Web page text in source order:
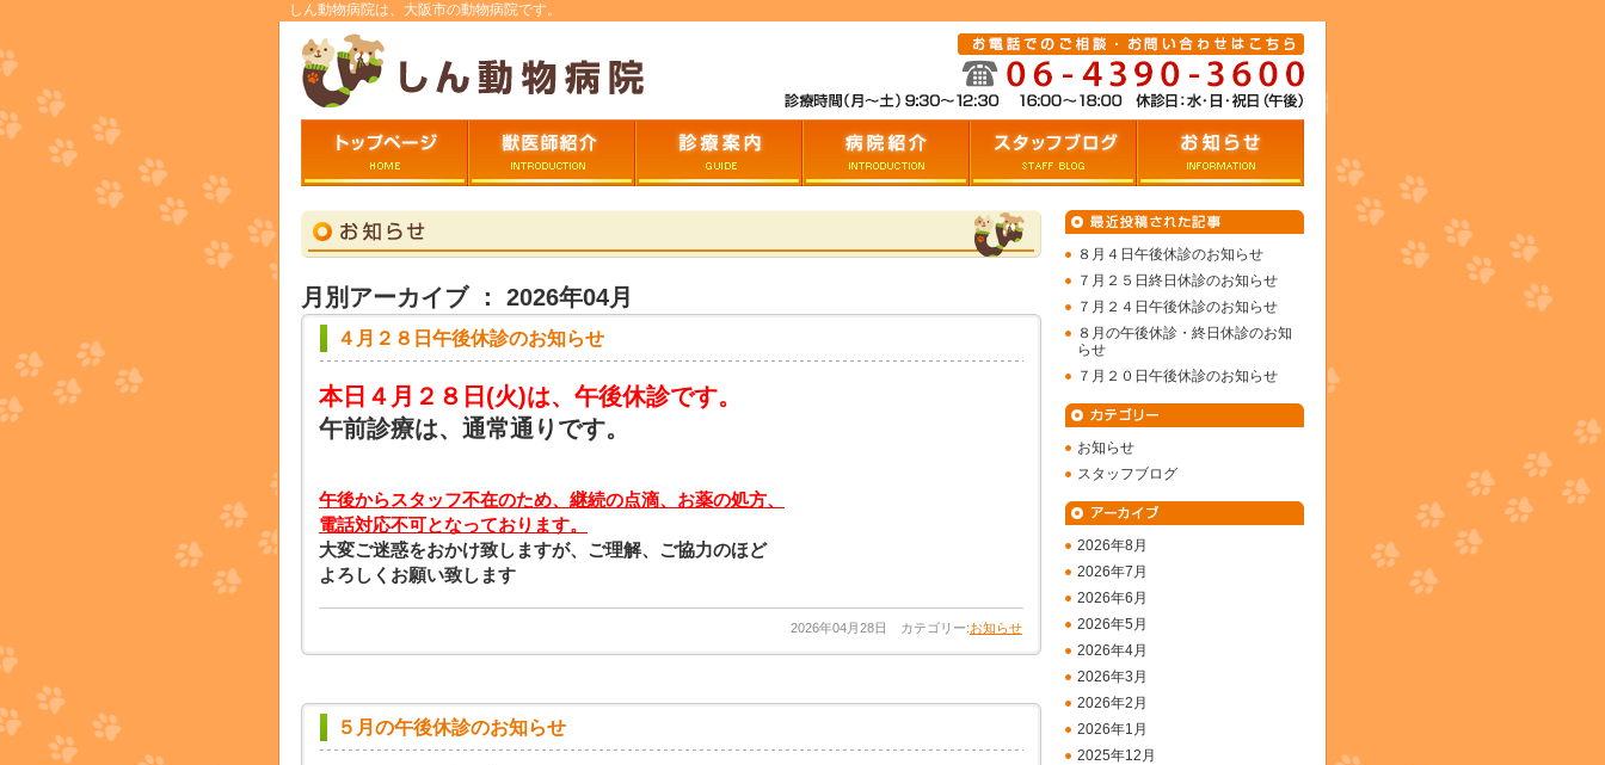
しん動物病院は、大阪市の動物病院です。
月別アーカイブ ： 2026年04月
４月２８日午後休診のお知らせ
本日４月２８日 (火)は、午後休診です。
午前診療は、通常通りです。
午後からスタッフ不在のため、継続の点滴、お薬の処方、
電話対応不可となっております。
大変ご迷惑をおかけ致しますが、ご理解、ご協力のほど
よろしくお願い致します
2026年04月28日 カテゴリー:お知らせ
５月の午後休診のお知らせ
８月４日午後休診のお知らせ
７月２５日終日休診のお知らせ
７月２４日午後休診のお知らせ
８月の午後休診・終日休診のお知
らせ
７月２０日午後休診のお知らせ
お知らせ
スタッフブログ
2026年8月
2026年7月
2026年6月
2026年5月
2026年4月
2026年3月
2026年2月
2026年1月
2025年12月